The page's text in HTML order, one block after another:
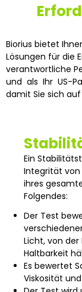
Biorius bietet
Lösungen für die
verantwortliche
und als Ihr US-
damit Sie sich
Ein
Integrität von
ihres
Folgendes:
Der Test
Licht, von der
Haltbarkeit
Es bewertet
Viskosität